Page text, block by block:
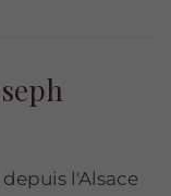
depuis l'Alsace